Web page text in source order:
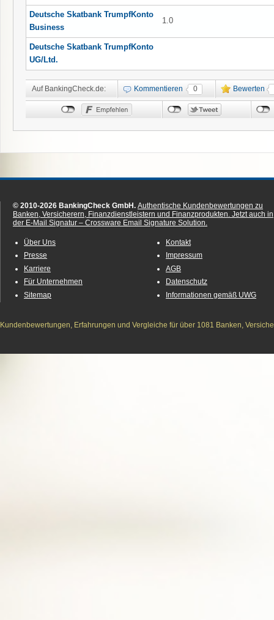
Deutsche Skatbank TrumpfKonto
Business
1.0
Deutsche Skatbank TrumpfKonto
UG/Ltd.
Auf BankingCheck.de: Kommentieren 0 Bewerten
© 2010-2026 BankingCheck GmbH. Authentische Kundenbewertungen zu
Banken, Versicherern, Finanzdienstleistern und Finanzprodukten. Jetzt auch in
der E-Mail Signatur – Crossware Email Signature Solution.
Über Uns
Presse
Karriere
Für Unternehmen
Sitemap
Kontakt
Impressum
AGB
Datenschutz
Informationen gemäß UWG
Kundenbewertungen, Erfahrungen und Vergleiche für über 1081 Banken,